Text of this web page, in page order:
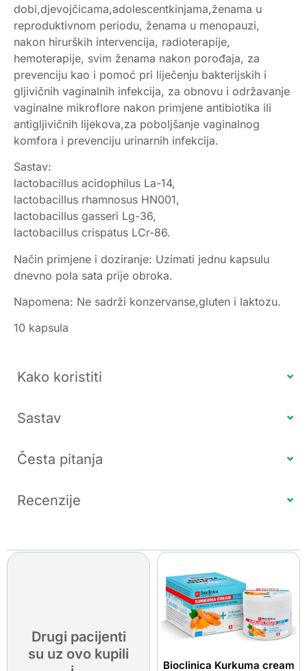
dobi,djevojčicama,adolescentkinjama,ženama u
reproduktivnom periodu, ženama u menopauzi,
nakon hirurških intervencija, radioterapije,
hemoterapije, svim ženama nakon porođaja, za
prevenciju kao i pomoć pri liječenju bakterijskih i
gljivičnih vaginalnih infekcija, za obnovu i održavanje
vaginalne mikroflore nakon primjene antibiotika ili
antigljivičnih lijekova,za poboljšanje vaginalnog
komfora i prevenciju urinarnih infekcija.
Sastav:
lactobacillus acidophilus La-14,
lactobacillus rhamnosus HN001,
lactobacillus gasseri Lg-36,
lactobacillus crispatus LCr-86.
Način primjene i doziranje: Uzimati jednu kapsulu
dnevno pola sata prije obroka.
Napomena: Ne sadrži konzervanse,gluten i laktozu.
10 kapsula
Kako koristiti
Sastav
Česta pitanja
Recenzije
Drugi pacijenti
su uz ovo kupili
Bioclinica Kurkuma cream